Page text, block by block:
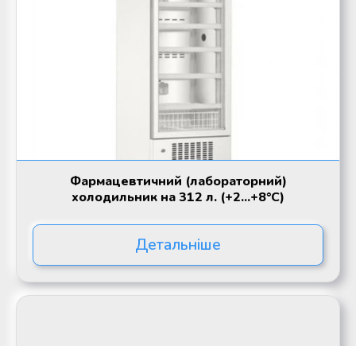
Фармацевтичний (лабораторний)
холодильник на 312 л. (+2...+8°C)
Детальніше